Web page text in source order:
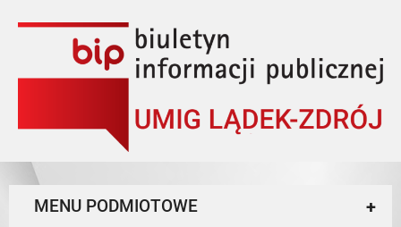
+
MENU PODMIOTOWE